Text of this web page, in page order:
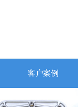
客户案例